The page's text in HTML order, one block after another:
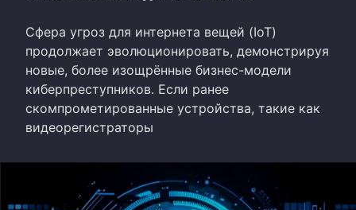
Сфера угроз для интернета вещей (IoT)
продолжает эволюционировать, демонстрируя
новые, более изощрённые бизнес-модели
киберпреступников. Если ранее
скомпрометированные устройства, такие как
видеорегистраторы